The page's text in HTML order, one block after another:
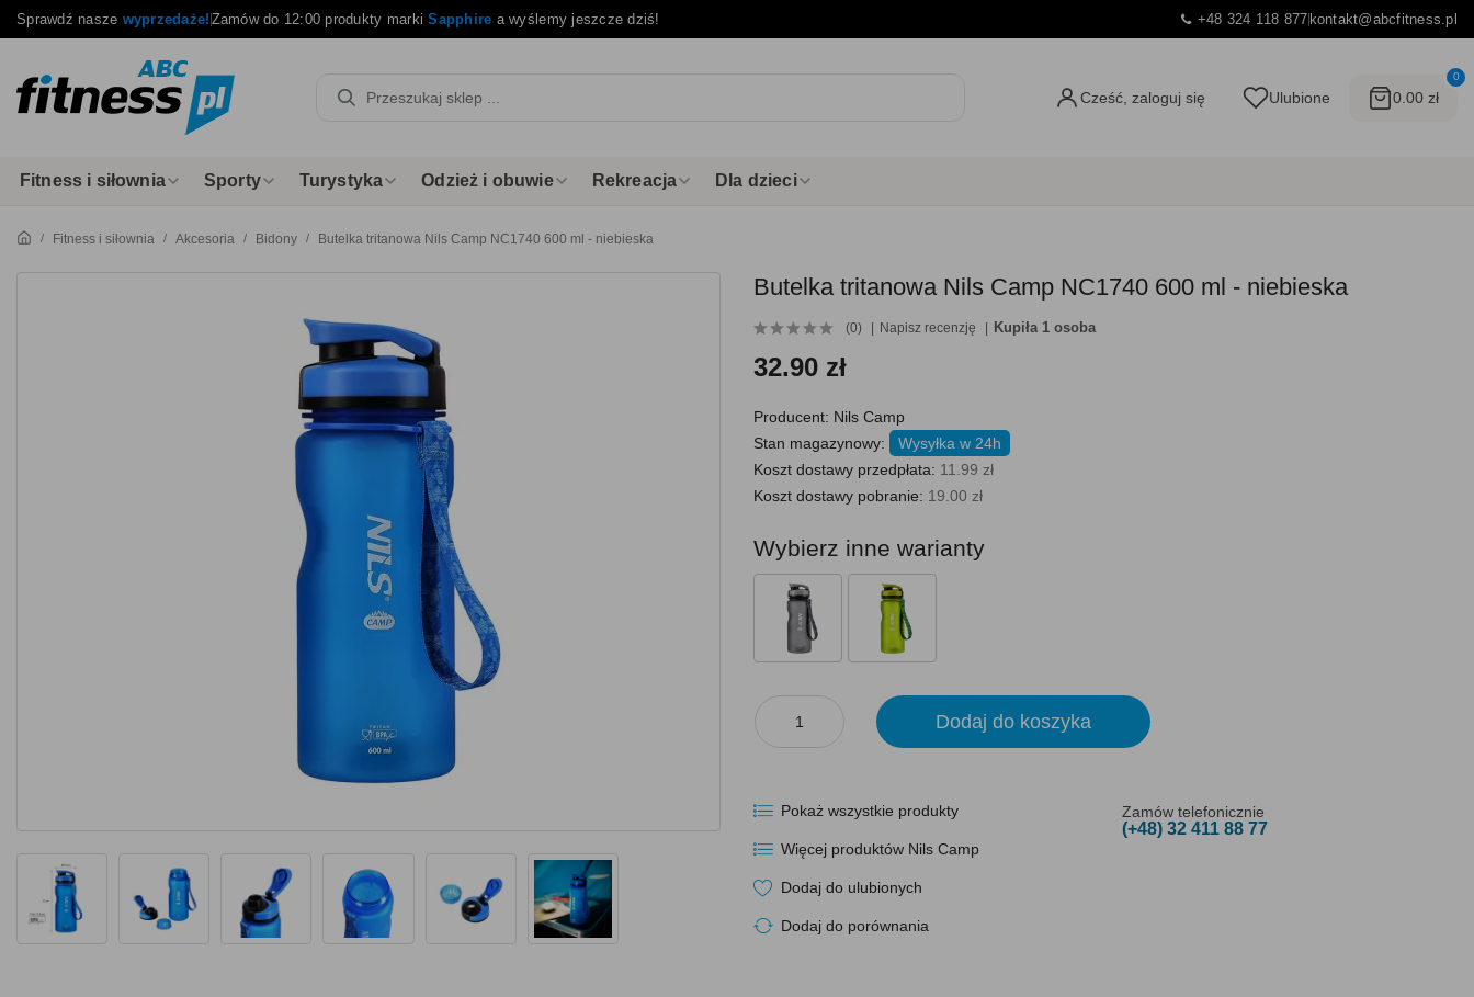
Sprawdź nasze wyprzedaże!Zamów do 12:00 produkty markiSapphire a wyślemy jeszcze dziś! +48 324 118 877kontakt@abcfitness.pl
Cześć, zaloguj się Ulubione
0
0.00 zł
Fitness i siłownia Sporty Turystyka Odzież i obuwie Rekreacja Dla dzieci
Fitness i siłownia Akcesoria Bidony Butelka tritanowa Nils Camp NC1740 600 ml - niebieska
Butelka tritanowa Nils Camp NC1740 600 ml - niebieska
(0) Napisz recenzję Kupiła 1 osoba
32.90 zł
Producent: Nils Camp
Stan magazynowy:
Wysyłka w 24h
Koszt dostawy przedpłata: 11.99 zł
Koszt dostawy pobranie: 19.00 zł
Wybierz inne warianty
Dodaj do koszyka
Pokaż wszystkie produkty
Więcej produktów Nils Camp
Dodaj do ulubionych
Dodaj do porównania
Zamów telefonicznie
(+48) 32 411 88 77